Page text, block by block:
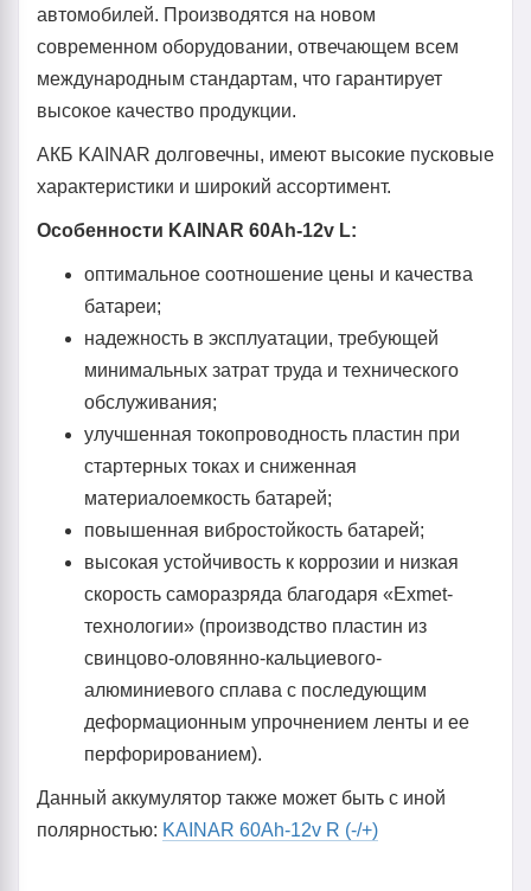
автомобилей. Производятся на новом
современном оборудовании, отвечающем всем
международным стандартам, что гарантирует
высокое качество продукции.
АКБ KAINAR долговечны, имеют высокие пусковые
характеристики и широкий ассортимент.
Особенности KAINAR 60Ah-12v L:
оптимальное соотношение цены и качества
батареи;
надежность в эксплуатации, требующей
минимальных затрат труда и технического
обслуживания;
улучшенная токопроводность пластин при
стартерных токах и сниженная
материалоемкость батарей;
повышенная вибростойкость батарей;
высокая устойчивость к коррозии и низкая
скорость саморазряда благодаря «Exmet-
технологии» (производство пластин из
свинцово-оловянно-кальциевого-
алюминиевого сплава с последующим
деформационным упрочнением ленты и ее
перфорированием).
Данный аккумулятор также может быть с иной
полярностью: KAINAR 60Ah-12v R (-/+)